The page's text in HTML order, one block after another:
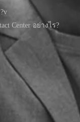
Center อย่างไร?